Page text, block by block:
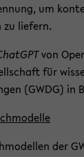
um
lie­fern.
von
für
(GWDG) in
der